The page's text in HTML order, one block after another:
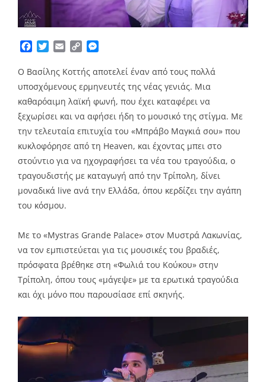
Facebook
TwitterEmailCopy
Ο Βασίλης Κοττής αποτελεί έναν από τους πολλά
υποσχόμενους ερμηνευτές της νέας γενιάς. Μια
καθαρόαιμη λαϊκή φωνή, που έχει καταφέρει να
ξεχωρίσει και να αφήσει ήδη το μουσικό της στίγμα. Με
την τελευταία επιτυχία του «Μπράβο Μαγκιά σου» που
κυκλοφόρησε από τη Heaven, και έχοντας μπει στο
στούντιο για να ηχογραφήσει τα νέα του τραγούδια, ο
τραγουδιστής με καταγωγή από την Τρίπολη, δίνει
μοναδικά live ανά την Ελλάδα, όπου κερδίζει την αγάπη
του κόσμου.
Με το «Mystras Grande Palace» στον Μυστρά Λακωνίας,
να τον εμπιστεύεται για τις μουσικές του βραδιές,
πρόσφατα βρέθηκε στη «Φωλιά του Κούκου» στην
Τρίπολη, όπου τους «μάγεψε» με τα ερωτικά τραγούδια
και όχι μόνο που παρουσίασε επί σκηνής.